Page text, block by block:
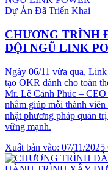
Dự Án Đã Triển Khai
CHƯƠNG TRÌNH
ĐỘI NGŨ LINK
Ngày 06/11 vừa qua,
tạo OKR dành cho toàn
Mr. Lê Cảnh Phúc –
nhằm giúp mỗi thành
nhật phương pháp quản
vững mạnh.
Xuất bản vào: 07/11/2025